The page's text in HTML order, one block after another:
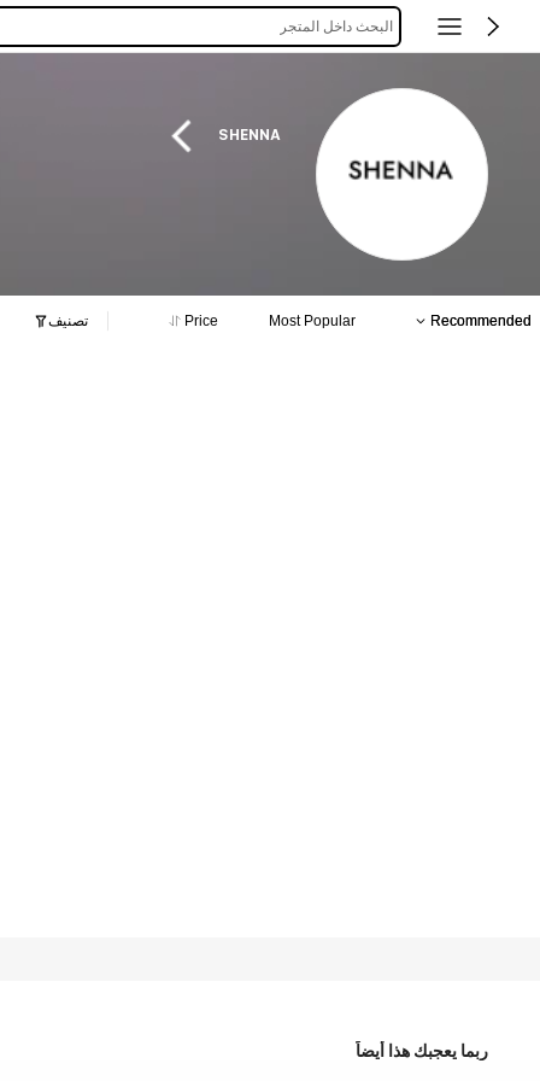
البحث داخل المتجر
SHENNA
Recommended
Most Popular
Price تصنيف
ربما يعجبك هذا أيضاً